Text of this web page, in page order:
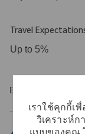
เราใช้คุกกี้เ
วิเคราะห์ก
Travel
Up to 5%
EOE/M/F/Vet/